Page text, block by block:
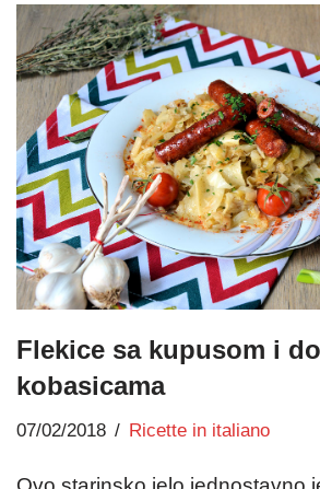
Flekice sa kupusom i
kobasicama
07/02/2018 Ricette in italiano